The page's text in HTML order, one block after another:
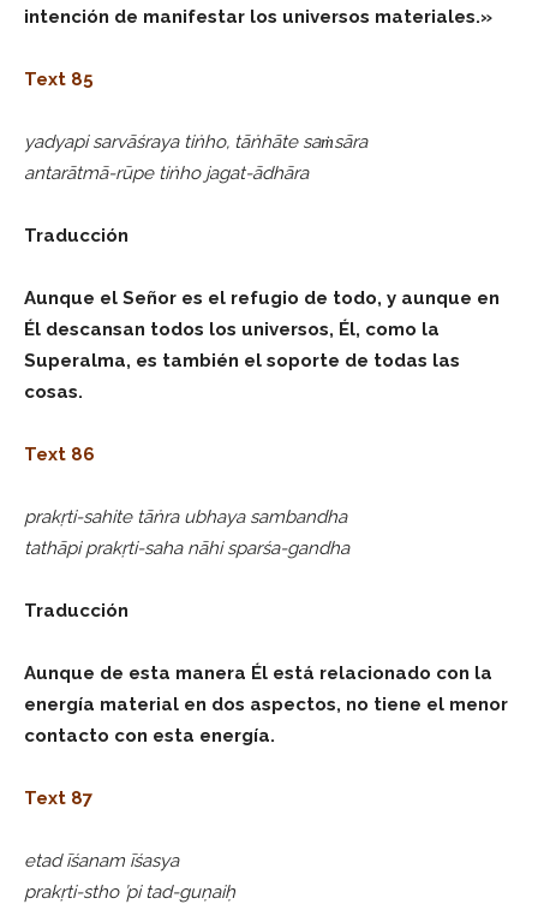
intención de manifestar los universos materiales.»
Text 85
yadyapi sarvāśraya tiṅho, tāṅhāte saṁsāra
antarātmā-rūpe tiṅho jagat-ādhāra
Traducción
Aunque el Señor es el refugio de todo, y aunque en
Él descansan todos los universos, Él, como la
Superalma, es también el soporte de todas las
cosas.
Text 86
prakṛti-sahite tāṅra ubhaya sambandha
tathāpi prakṛti-saha nāhi sparśa-gandha
Traducción
Aunque de esta manera Él está relacionado con la
energía material en dos aspectos, no tiene el menor
contacto con esta energía.
Text 87
etad īśanam īśasya
prakṛti-stho ’pi tad-guṇaiḥ